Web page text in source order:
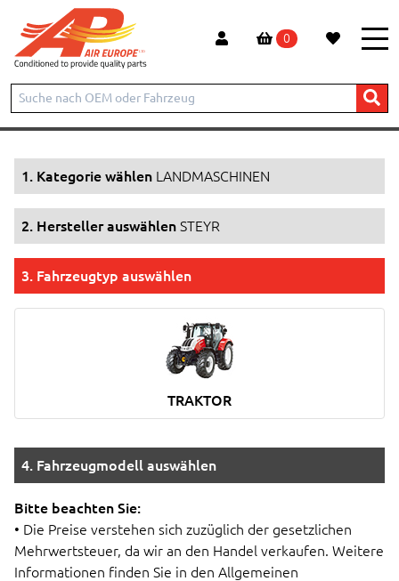
0
Start Produkte LANDMASCHINEN
1. Kategorie wählen LANDMASCHINEN
2. Hersteller auswählen STEYR
3. Fahrzeugtyp auswählen
TRAKTOR
4. Fahrzeugmodell auswählen
Bitte beachten Sie:
• Die Preise verstehen sich zuzüglich der gesetzlichen
Mehrwertsteuer, da wir an den Handel verkaufen. Weitere
Informationen finden Sie in den Allgemeinen